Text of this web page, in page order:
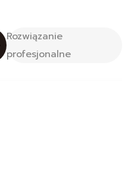
Rozwiązanie
profesjonalne